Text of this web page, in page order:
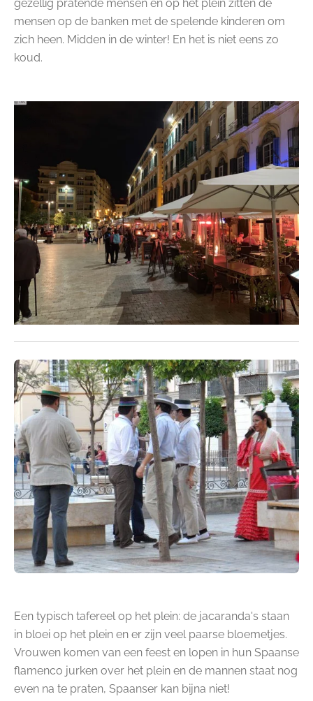
gezellig pratende mensen en op het plein zitten de
mensen op de banken met de spelende kinderen om
zich heen. Midden in de winter! En het is niet eens zo
koud.
Een typisch tafereel op het plein: de jacaranda's staan
in bloei op het plein en er zijn veel paarse bloemetjes.
Vrouwen komen van een feest en lopen in hun Spaanse
flamenco jurken over het plein en de mannen staat nog
even na te praten, Spaanser kan bijna niet!